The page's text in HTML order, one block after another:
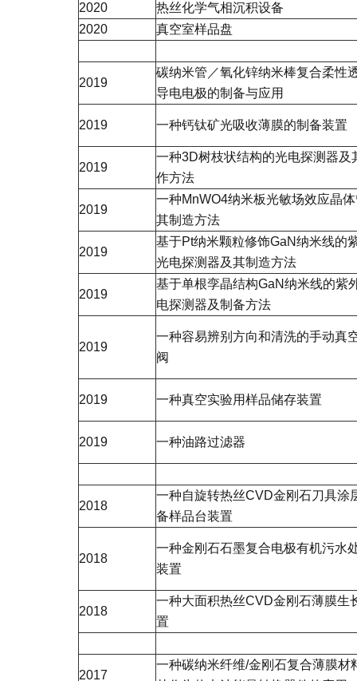
2020
热丝化学气相沉积设备
2020
真空室样品盘
2019
碳纳米管／氧化锌纳米棒复合柔性
导电电极的制备与应用
2019 一种钙钛矿光吸收薄膜的制备装置
2019
一种3D树枝状结构的光电探测器及
作方法
2019
一种MnWO4纳米板光敏场效应晶
其制造方法
2019
基于Pt纳米颗粒修饰GaN纳米线的
光电探测器及其制造方法
2019
基于单根孪晶结构GaN纳米线的紫
电探测器及制备方法
2019
一种容易辨别方向和清洗的手动真
阀
2019 一种真空实验用样品储存装置
2019 一种油路过滤器
2018
一种自旋转热丝CVD金刚石刀具涂
备样品台装置
2018
一种金刚石石墨复合电极有机污水
装置
2018
一种大面积热丝CVD金刚石薄膜生
置
2017
一种碳纳米纤维/金刚石复合薄膜材